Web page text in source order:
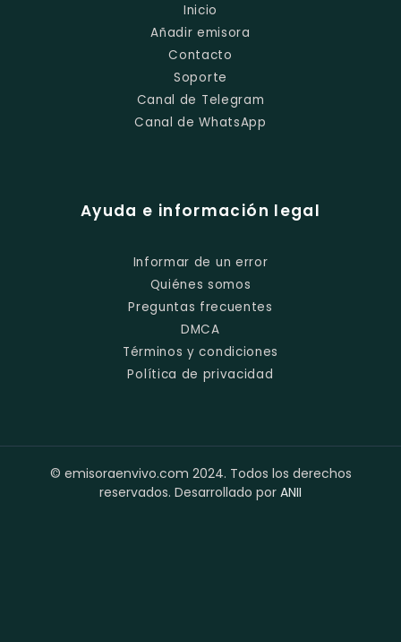
Inicio
Añadir emisora
Contacto
Soporte
Canal de Telegram
Canal de WhatsApp
Ayuda e información legal
Informar de un error
Quiénes somos
Preguntas frecuentes
DMCA
Términos y condiciones
Política de privacidad
© emisoraenvivo.com 2024. Todos los derechos
reservados. Desarrollado por ANII